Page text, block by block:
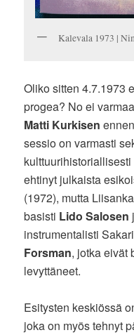
Kalevala 1973 |
Oliko sitten 4.7.1973
progea? No ei
Matti Kurkisen
sessio on varmasti
ehtinyt julkaista
(1972), mutta
basisti Lido Salosen
instrumentalisti
Forsman, jotka eivät
levyttäneet.
Esitysten keskiössä
joka on myös tehnyt